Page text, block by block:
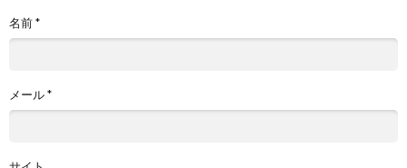
名前*
メール*